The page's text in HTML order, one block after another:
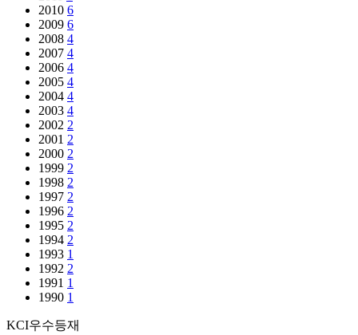
2010 6
2009 6
2008 4
2007 4
2006 4
2005 4
2004 4
2003 4
2002 2
2001 2
2000 2
1999 2
1998 2
1997 2
1996 2
1995 2
1994 2
1993 1
1992 2
1991 1
1990 1
KCI우수등재